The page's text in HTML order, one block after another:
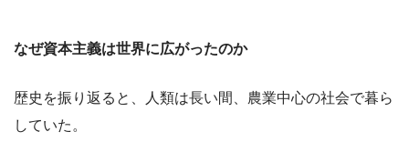
なぜ資本主義は世界に広がったのか
歴史を振り返ると、人類は長い間、農業中心の社会で暮ら
していた。